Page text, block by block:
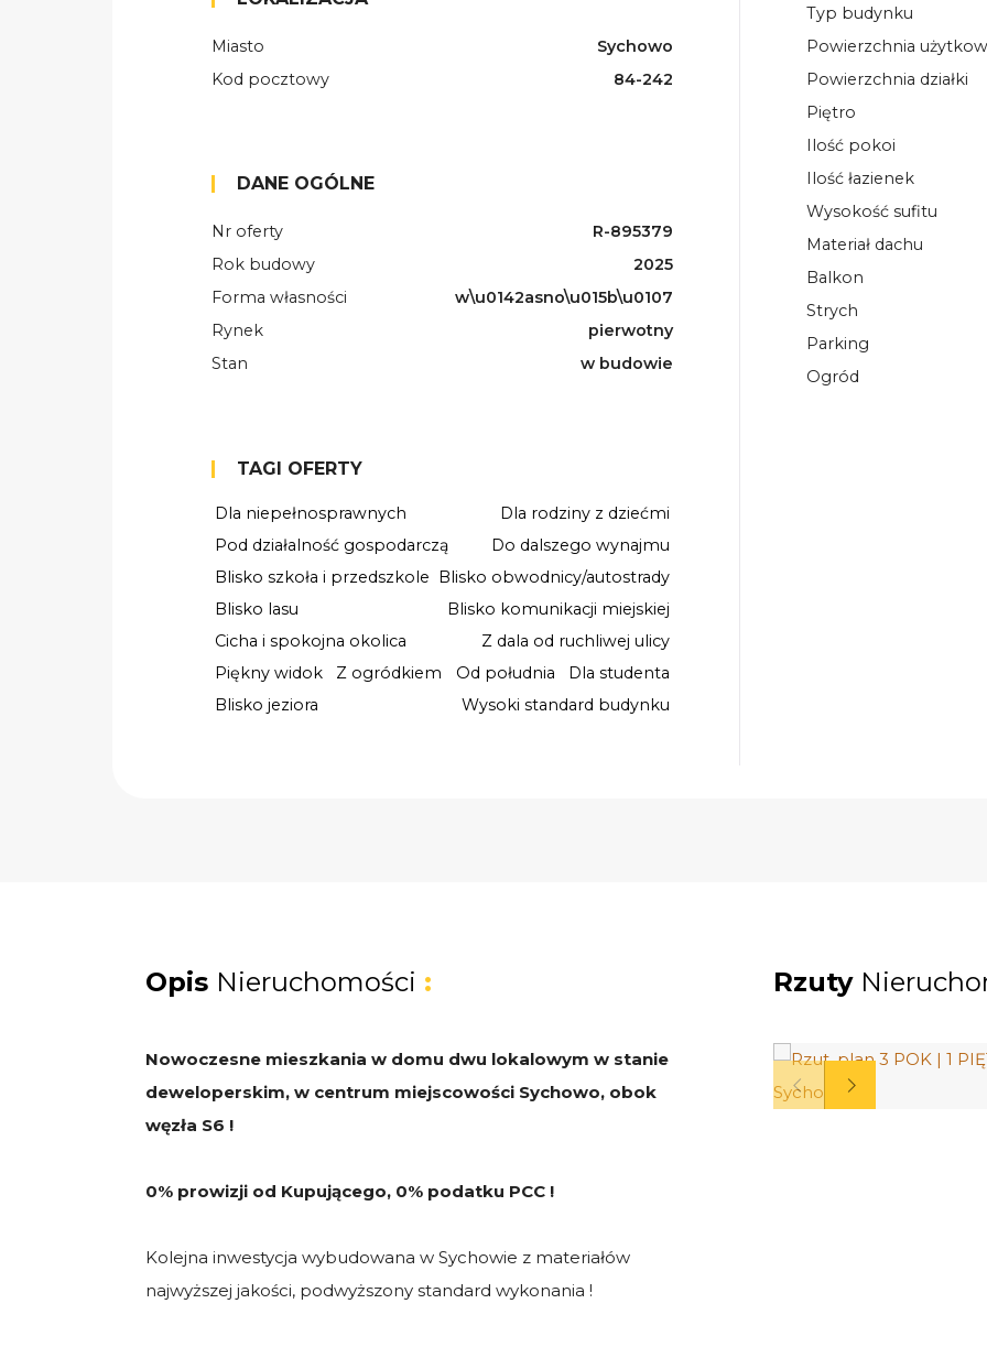
Miasto
Sychowo
Kod pocztowy
84-242
DANE OGÓLNE
Nr oferty
R-895379
Rok budowy
2025
Forma własności
w\u0142asno\u015b\u0107
Rynek
pierwotny
Stan
w budowie
TAGI OFERTY
Dla niepełnosprawnych
Dla rodziny z dziećmi
Pod działalność gospodarczą
Do dalszego wynajmu
Blisko szkoła i przedszkole Blisko obwodnicy/autostrady
Blisko lasu
Blisko komunikacji miejskiej
Cicha i spokojna okolica
Z dala od ruchliwej ulicy
Piękny widok
Z ogródkiem Od południa
Dla studenta
Blisko jeziora
Wysoki standard budynku
Typ budynku
Powierzchnia
Powierzchnia działki
Piętro
Ilość pokoi
Ilość łazienek
Wysokość sufitu
Materiał dachu
Balkon
Strych
Parking
Ogród
Opis Nieruchomości :
Nowoczesne mieszkania w domu dwu lokalowym w stanie
deweloperskim, w centrum miejscowości Sychowo, obok
węzła S6 !
0% prowizji od Kupującego, 0% podatku PCC !
Kolejna inwestycja wybudowana w Sychowie z materiałów
najwyższej jakości, podwyższony standard wykonania !
Rzuty